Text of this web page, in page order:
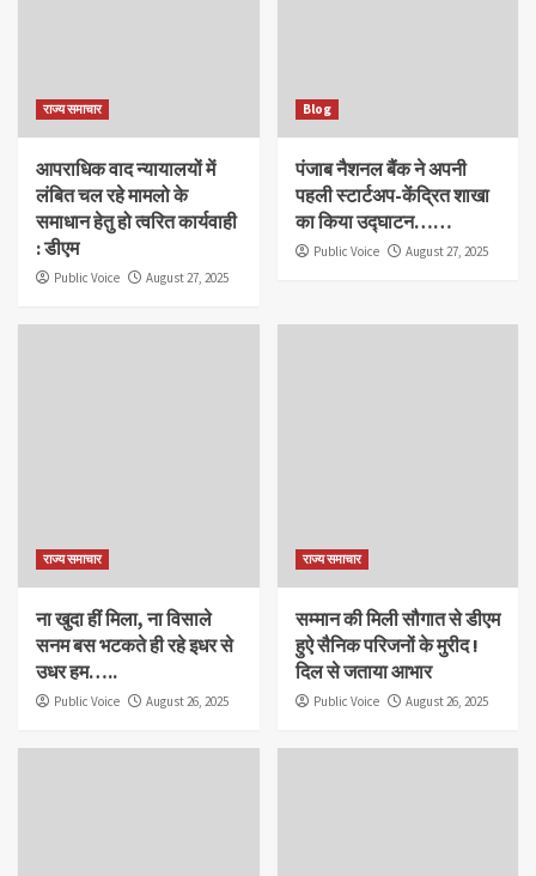
राज्य समाचार
आपराधिक वाद न्यायालयों में
लंबित चल रहे मामलो के
समाधान हेतु हो त्वरित कार्यवाही
: डीएम
Public Voice August 27, 2025
Blog
पंजाब नैशनल बैंक ने अपनी
पहली स्टार्टअप-केंद्रित शाखा
का किया उद्घाटन……
Public Voice August 27, 2025
राज्य समाचार
ना खुदा हीं मिला, ना विसाले
सनम बस भटकते ही रहे इधर से
उधर हम…..
Public Voice August 26, 2025
राज्य समाचार
सम्मान की मिली सौगात से डीएम
हुऐ सैनिक परिजनों के मुरीद !
दिल से जताया आभार
Public Voice August 26, 2025